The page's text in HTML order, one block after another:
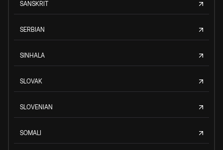
SANSKRIT
SERBIAN
SINHALA
SLOVAK
SLOVENIAN
SOMALI